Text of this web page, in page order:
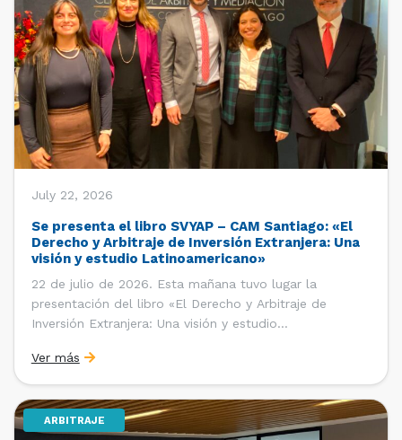
July 22, 2026
Se presenta el libro SVYAP – CAM Santiago: «El
Derecho y Arbitraje de Inversión Extranjera: Una
visión y estudio Latinoamericano»
22 de julio de 2026. Esta mañana tuvo lugar la
presentación del libro «El Derecho y Arbitraje de
Inversión Extranjera: Una visión y estudio
«Santiago Very Young Arbitration Practitioners»
(SVYAP), iniciativa que reúne a jóvenes profesionales
interesados en el arbitraje doméstico e internacional,
[…]
Ver más
ARBITRAJE